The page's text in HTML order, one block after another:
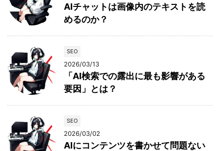
AIチャットは画像内のテキストを読
めるのか？
SEO
2026/03/13
「AI検索での露出に最も影響がある
要因」とは？
SEO
2026/03/02
AIにコンテンツを書かせて問題ない